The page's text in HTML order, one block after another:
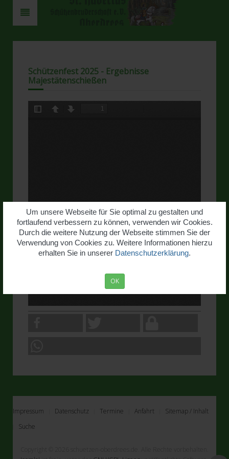
Um unsere Webseite für Sie optimal zu gestalten und
fortlaufend verbessern zu können, verwenden wir Cookies.
Durch die weitere Nutzung der Webseite stimmen Sie der
Verwendung von Cookies zu. Weitere Informationen hierzu
erhalten Sie in unserer Datenschutzerklärung.
OK
Schützenfest 2025 - Ergebnisse
Majestätenschießen
Impressum Datenschutz Termine Anfahrt
Sitemap / Inhalt
Suche